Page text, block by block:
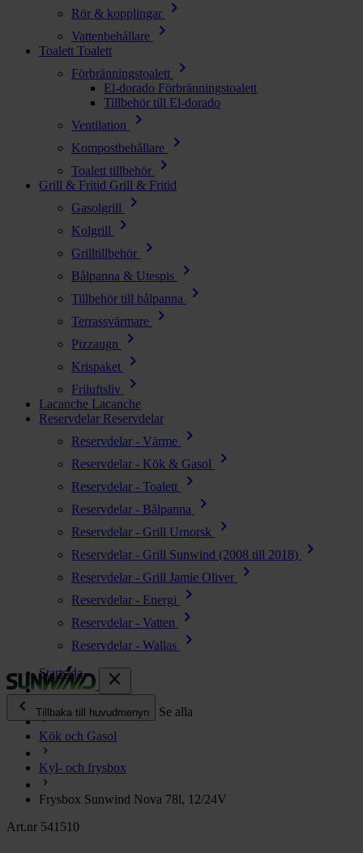
Rör & kopplingar chevron_right
Vattenbehållare chevron_right
Toalett Toalett
Förbränningstoalett
chevron_right
El-dorado Förbränningstoalett
Tillbehör till El-dorado
Ventilation
chevron_right
Kompostbehållare chevron_right
Toalett tillbehör chevron_right
Grill & Fritid Grill & Fritid
Gasolgrill
chevron_right
Kolgrill chevron_right
Grilltillbehör chevron_right
Bålpanna & Utespis chevron_right
Tillbehör till bålpanna chevron_right
Terrassvärmare chevron_right
Pizzaugn chevron_right
Krispaket chevron_right
Friluftsliv chevron_right
Lacanche Lacanche
Reservdelar Reservdelar
Reservdelar - Värme
chevron_right
Reservdelar - Kök & Gasol chevron_right
Reservdelar - Toalett chevron_right
Reservdelar - Bålpanna chevron_right
Reservdelar - Grill Urnorsk chevron_right
Reservdelar - Grill Sunwind (2008 till 2018) chevron_right
Reservdelar - Grill Jamie Oliver chevron_right
Reservdelar - Energi chevron_right
Reservdelar - Vatten chevron_right
Reservdelar - Wallas
chevron_right
close
chevron_left
Tillbaka till huvudmenyn Se alla
Energi chevron_right
Kök & Gasol chevron_right
Värme chevron_right
Vatten chevron_right
Startsida
Kök och Gasol
Kyl- och frysbox
Frysbox Sunwind Nova 78l, 12/24V
Art.nr 541510